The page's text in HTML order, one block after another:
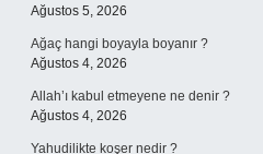
Ağustos 5, 2026
Ağaç hangi boyayla boyanır ?
Ağustos 4, 2026
Allah’ı kabul etmeyene ne denir ?
Ağustos 4, 2026
Yahudilikte koşer nedir ?